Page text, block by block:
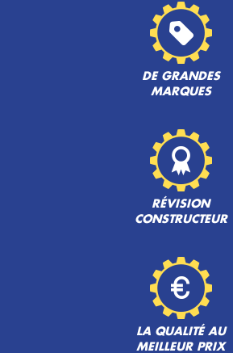
DE GRANDES
MARQUES
RÉVISION
CONSTRUCTEUR
LA QUALITÉ AU
MEILLEUR PRIX